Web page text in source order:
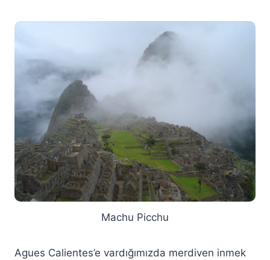
Machu Picchu
Agues Calientes’e vardığımızda merdiven inmek